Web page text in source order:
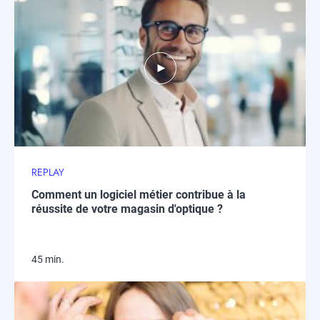
REPLAY
Comment un logiciel métier contribue à la
réussite de votre magasin d'optique ?
45 min.